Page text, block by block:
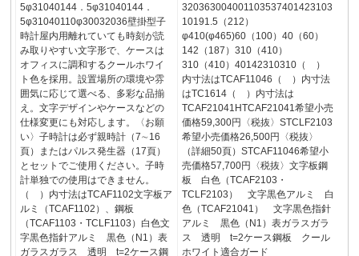
5φ31040144．5φ31040144．
5φ31040110φ30032036壁掛型子
時計屋内用離れていても時刻が読
み取りやすい文字形で、ケースは
オフィスに調和するクールホワイ
ト色を採用。設置場所の環境や雰
囲気に応じて選べる、多彩な品揃
え。文字デザインやケースなどの
仕様変更にも対応します。〈お願
い〉子時計は必ず親時計（7∼16
頁）またはパルス発生器（17頁）
とセットでご使用ください。子時
計単独での使用はできません。
（ ）内寸法はTCAF1102文字板ア
ルミ（TCAF1102）、鋼板
（TCAF1103・TCLF1103）白色文
字黒色指針アルミ 黒色（N1）表
ガラスガラス 透明 t=2ケース鋼
320363004001103537401423103
10191.5（212）
φ410(φ465)60（100）40（60）
142（187）310（410）
310（410）40142310310（ ）
内寸法はTCAF11046（ ）内寸法
はTC1614（ ）内寸法は
TCAF21041HTCAF21041希望小売
価格59,300円〈税抜〉STCLF2103
希望小売価格26,500円〈税抜〉
（詳細50頁）STCAF11046希望小
売価格57,700円〈税抜〉文字板鋼
板 白色（TCAF2103・
TCLF2103） 文字黒色アルミ 白
色（TCAF21041） 文字黒色指針
アルミ 黒色（N1）表ガラスガラ
ス 透明 t=2ケース鋼板 クール
ホワイト適合ガード